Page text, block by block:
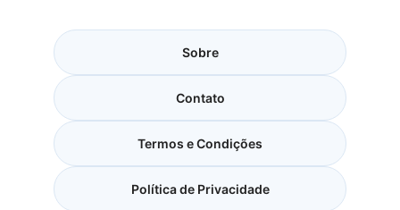
Sobre
Contato
Termos e Condições
Política de Privacidade